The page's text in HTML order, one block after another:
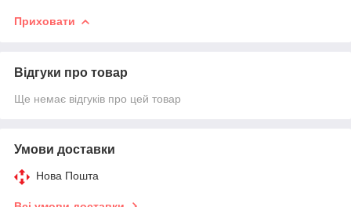
Приховати
Відгуки про товар
Ще немає відгуків про цей товар
Умови доставки
Нова Пошта